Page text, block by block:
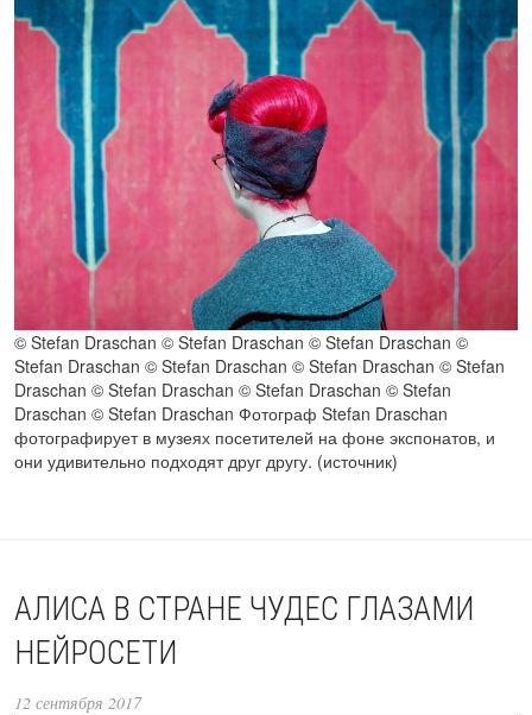
© Stefan Draschan © Stefan Draschan © Stefan Draschan ©
Stefan Draschan © Stefan Draschan © Stefan Draschan © Stefan
Draschan © Stefan Draschan © Stefan Draschan © Stefan
Draschan © Stefan Draschan Фотограф Stefan Draschan
фотографирует в музеях посетителей на фоне экспонатов, и
они удивительно подходят друг другу. (источник)
АЛИСА В СТРАНЕ ЧУДЕС ГЛАЗАМИ
НЕЙРОСЕТИ
12 сентября 2017